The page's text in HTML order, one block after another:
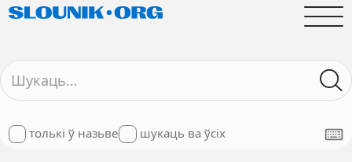
толькі ў назьве шукаць ва ўсіх